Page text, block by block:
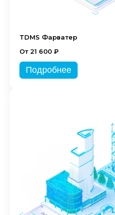
TDMS Фарватер
От 21 600 ₽
Подробнее